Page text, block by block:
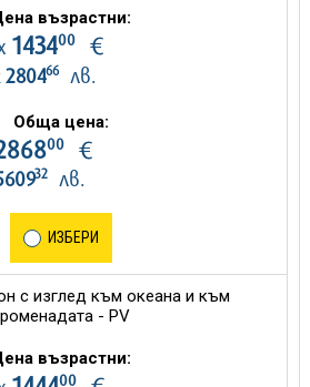
възрастни:
143400€
280466лв.
Обща цена:
00€
32лв.
ИЗБЕРИ
с изглед към океана и към
- PV
възрастни:
00